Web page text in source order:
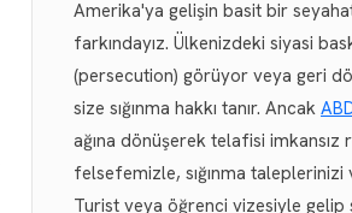
Amerika'ya gelişin basit bir
farkındayız. Ülkenizdeki siyasi
(persecution) görüyor veya geri
size sığınma hakkı tanır. Ancak
ağına dönüşerek telafisi
felsefemizle, sığınma
Turist veya öğrenci vizesiyle gelip